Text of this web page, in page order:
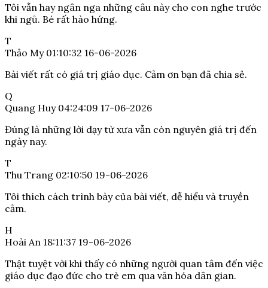
Tôi vẫn hay ngân nga những câu này cho con nghe trước
khi ngủ. Bé rất hào hứng.
T
Thảo My 01:10:32 16-06-2026
Bài viết rất có giá trị giáo dục. Cảm ơn bạn đã chia sẻ.
Q
Quang Huy 04:24:09 17-06-2026
Đúng là những lời dạy từ xưa vẫn còn nguyên giá trị đến
ngày nay.
T
Thu Trang 02:10:50 19-06-2026
Tôi thích cách trình bày của bài viết, dễ hiểu và truyền
cảm.
H
Hoài An 18:11:37 19-06-2026
Thật tuyệt vời khi thấy có những người quan tâm đến việc
giáo dục đạo đức cho trẻ em qua văn hóa dân gian.